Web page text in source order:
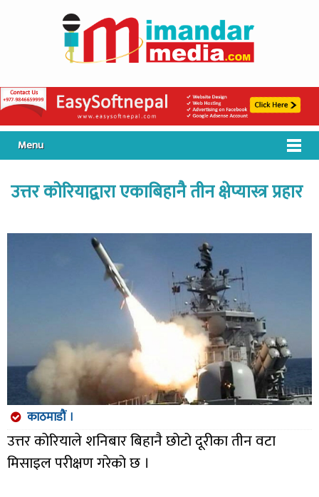
Menu
उत्तर कोरियाद्वारा एकाबिहानै तीन क्षेप्यास्त्र प्रहार
काठमाडौं ।
उत्तर कोरियाले शनिबार बिहानै छोटो दूरीका तीन वटा
मिसाइल परीक्षण गरेको छ ।